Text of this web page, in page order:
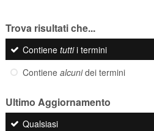
Trova risultati che...
Contiene tuttii termini
Contiene alcunidei termini
Ultimo Aggiornamento
Qualsiasi